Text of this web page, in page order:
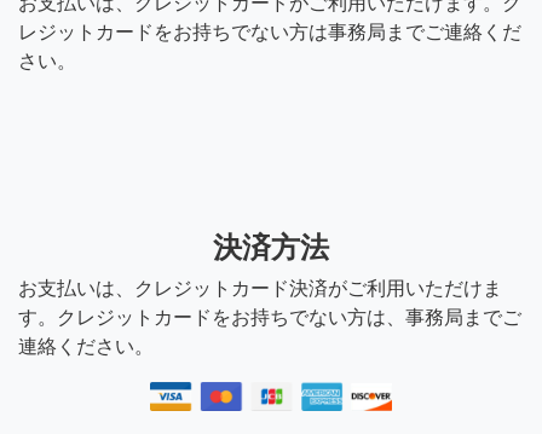
レジットカードをお持ちでない方は事務局までご連絡くだ
さい。
決済方法
お支払いは、クレジットカード決済がご利用いただけま
す。クレジットカードをお持ちでない方は、事務局までご
連絡ください。